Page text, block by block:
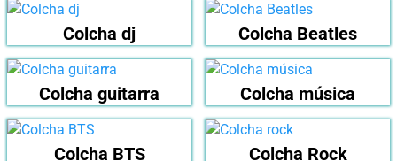
Colcha dj Colcha Beatles
Colcha guitarra Colcha música
Colcha BTS Colcha Rock